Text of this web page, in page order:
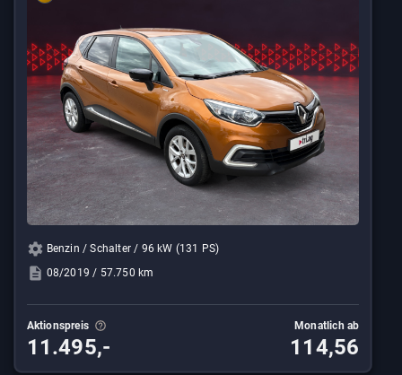
Benzin / Schalter / 96 kW (131 PS)
08/2019 / 57.750 km
Aktionspreis
11.495,-
Monatlich ab
114,56